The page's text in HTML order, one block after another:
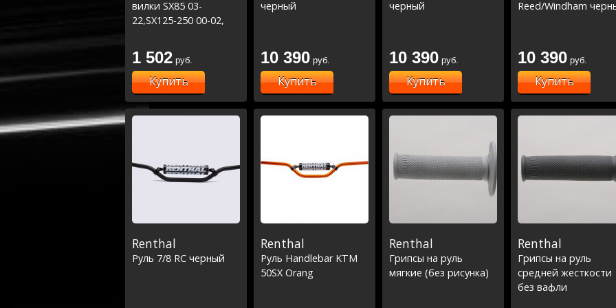
вилки SX85 03-
22,SX125-250 00-02,
/TC85 14-21 /MC85 21-
22 (57-137)
1 502 руб.
Купить
черный
10 390 руб.
Купить
черный
10 390 руб.
Купить
Reed/Windham
10 390 руб.
Купить
Renthal
Руль 7/8 RC черный
Renthal
Руль Handlebar KTM
50SX Orang
Renthal
Грипсы на руль
мягкие (без рисунка)
Renthal
Грипсы на руль
средней жесткости
без вафли